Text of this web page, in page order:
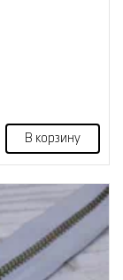
В корзину